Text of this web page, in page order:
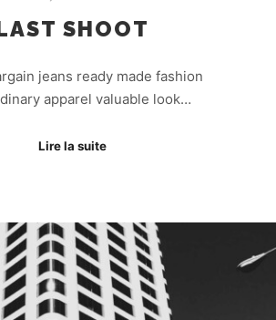
SHOOT
jeans ready made fashion
apparel valuable look…
Lire la suite